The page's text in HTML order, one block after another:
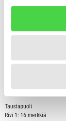
kaiverruksen aina
Tähän tuotteeseen on
Rivi 1: 10 merkkiä
Taustapuoli
Rivi 1: 16 merkkiä